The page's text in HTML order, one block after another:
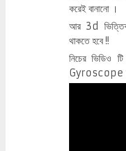
করেই বানানো ।
আর 3d
থাকতে হবে !!
নিচের ভিডিও
Gyroscope